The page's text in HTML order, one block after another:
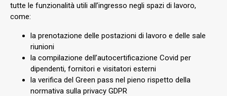
tutte le funzionalità utili all’ingresso negli spazi di lavoro,
come:
la prenotazione delle postazioni di lavoro e delle sale
riunioni
la compilazione dell’autocertificazione Covid per
dipendenti, fornitori e visitatori esterni
la verifica del Green pass nel pieno rispetto della
normativa sulla privacy GDPR